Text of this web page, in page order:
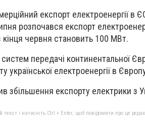
експорт електроенергії
розпочався експорт
кінця червня становить 100 МВт.
передачі континентальної
української електроенергії в
збільшення експорту електрики з
і натисніть Ctrl + Enter, щоб повідомити про це